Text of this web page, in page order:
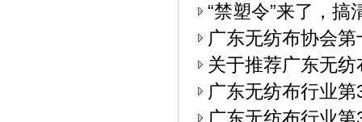
“禁塑令”来了，
广东无纺布协会
关于推荐广东无
广东无纺布行业